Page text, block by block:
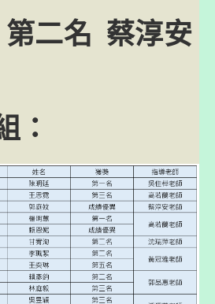
二名 蔡淳安
：